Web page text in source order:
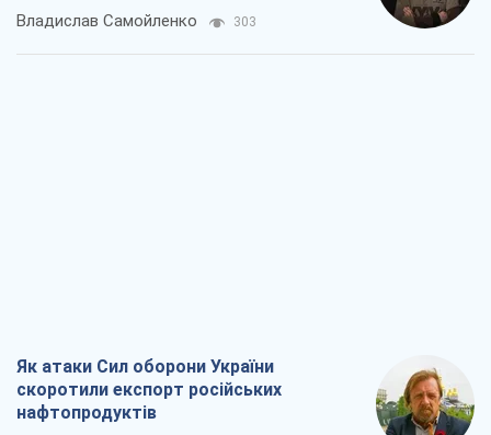
Владислав Самойленко 303
Як атаки Сил оборони України
скоротили експорт російських
нафтопродуктів